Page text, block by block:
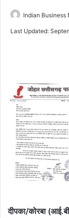
Indian Business
Last Updated:
दीपका/कोरबा